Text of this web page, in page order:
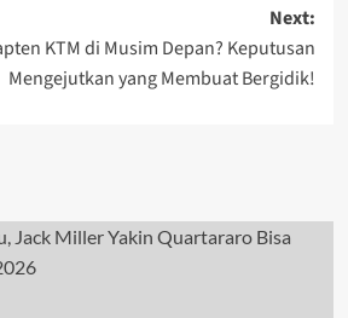
Next:
KTM di Musim Depan? Keputusan
Mengejutkan yang Membuat Bergidik!